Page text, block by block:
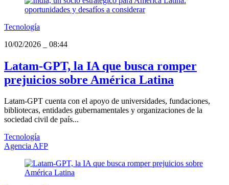
Tecnología
10/02/2026
08:44
Latam-GPT, la IA que busca romper
prejuicios sobre América Latina
Latam-GPT cuenta con el apoyo de universidades, fundaciones,
bibliotecas, entidades gubernamentales y organizaciones de la
sociedad civil de país...
Tecnología
Agencia AFP